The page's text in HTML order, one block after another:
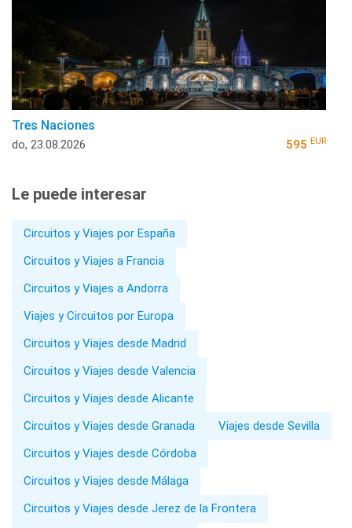
Tres Naciones
do, 23.08.2026 595 EUR
Le puede interesar
Circuitos y Viajes por España
Circuitos y Viajes a Francia
Circuitos y Viajes a Andorra
Viajes y Circuitos por Europa
Circuitos y Viajes desde Madrid
Circuitos y Viajes desde Valencia
Circuitos y Viajes desde Alicante
Circuitos y Viajes desde Granada
Viajes desde Sevilla
Circuitos y Viajes desde Córdoba
Circuitos y Viajes desde Málaga
Circuitos y Viajes desde Jerez de la Frontera